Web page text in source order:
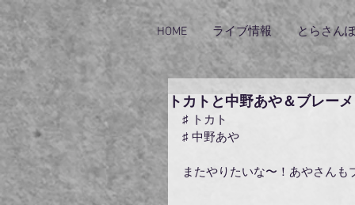
HOME ライブ情報 とらさん
トカトと中野あや＆ブレー
♯ トカト
♯ 中野あや
またやりたいな〜！あやさん